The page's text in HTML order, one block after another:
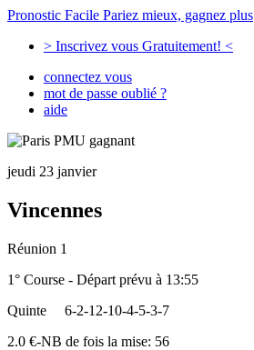
Pronostic Facile Pariez mieux, gagnez plus
> Inscrivez vous Gratuitement! <
connectez vous
mot de passe oublié ?
aide
jeudi 23 janvier
Vincennes
Réunion 1
1° Course - Départ prévu à 13:55
Quinte
6-2-12-10-4-5-3-7
2.0 €-NB de fois la mise: 56